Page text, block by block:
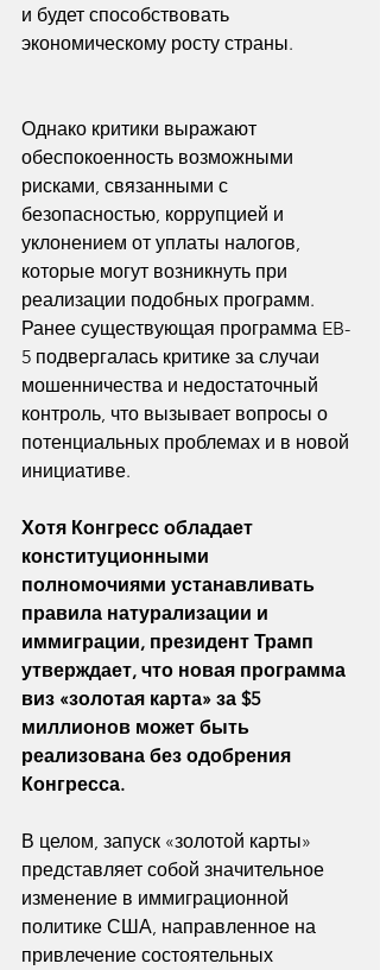
и будет способствовать
экономическому росту страны.
Однако критики выражают
обеспокоенность возможными
рисками, связанными с
безопасностью, коррупцией и
уклонением от уплаты налогов,
которые могут возникнуть при
реализации подобных программ.
Ранее существующая программа EB-
5 подвергалась критике за случаи
мошенничества и недостаточный
контроль, что вызывает вопросы о
потенциальных проблемах и в новой
инициативе.
Хотя Конгресс обладает
конституционными
полномочиями устанавливать
правила натурализации и
иммиграции, президент Трамп
утверждает, что новая программа
виз «золотая карта» за $5
миллионов может быть
реализована без одобрения
Конгресса.
В целом, запуск «золотой карты»
представляет собой значительное
изменение в иммиграционной
политике США, направленное на
привлечение состоятельных